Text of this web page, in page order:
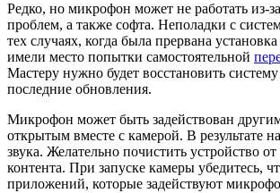
Редко, но микрофон может не работать из-
проблем, а также софта. Неполадки с
тех случаях, когда была прервана
имели место попытки самостоятельной
Мастеру нужно будет восстановить
последние обновления.
Микрофон может быть задействован
открытым вместе с камерой. В результате
звука. Желательно почистить устройство
контента. При запуске камеры убедитесь,
приложений, которые задействуют